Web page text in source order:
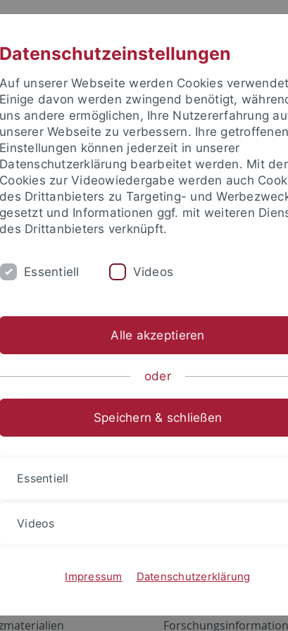
FORSCHUNG
um sich anzumelden:
Netzwerk
ALMA
Datenschutzeinstellungen
Auf unserer Webseite werden Cookies
Einige davon werden zwingend benötigt,
uns andere ermöglichen, Ihre Nutzererfahrung
unserer Webseite zu verbessern. Ihre getroffenen
Einstellungen können jederzeit in unserer
Datenschutzerklärung bearbeitet werden. Mit
Cookies zur Videowiedergabe werden auch
des Drittanbieters zu Targeting- und
gesetzt und Informationen ggf. mit weiteren
des Drittanbieters verknüpft.
Essentiell Videos
Alle akzeptieren
oder
Speichern & schließen
Essentiell
Videos
Impressum Datenschutzerklärung